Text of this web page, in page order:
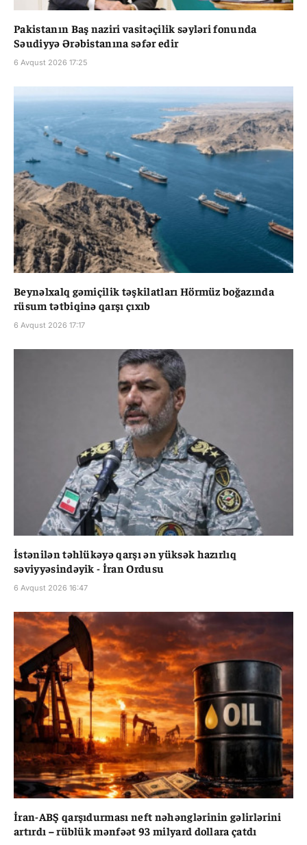
Pakistanın Baş naziri vasitəçilik səyləri fonunda
Səudiyyə Ərəbistanına səfər edir
6 Avqust 2026 17:25
Beynəlxalq gəmiçilik təşkilatları Hörmüz boğazında
rüsum tətbiqinə qarşı çıxıb
6 Avqust 2026 17:17
İstənilən təhlükəyə qarşı ən yüksək hazırlıq
səviyyəsindəyik - İran Ordusu
6 Avqust 2026 16:47
İran-ABŞ qarşıdurması neft nəhənglərinin gəlirlərini
artırdı – rüblük mənfəət 93 milyard dollara çatdı